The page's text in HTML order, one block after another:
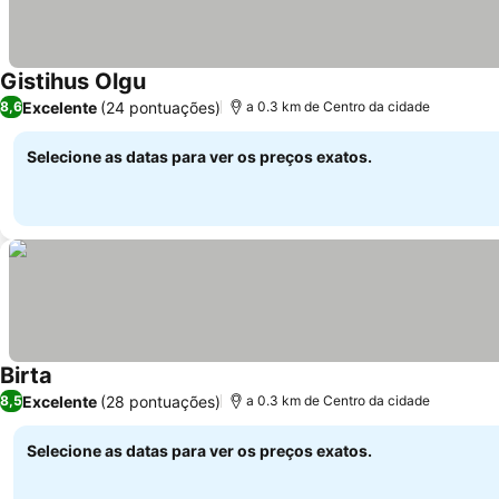
Gistihus OlguVer preços
8,6Excelente (24 pontuações) a 0.3 km de Centro da cidade
Selecione as datas para ver os preços exatos.
Birta
8,5Excelente (28 pontuações) a 0.3 km de Centro da cidade
Selecione as datas para ver os preços exatos.